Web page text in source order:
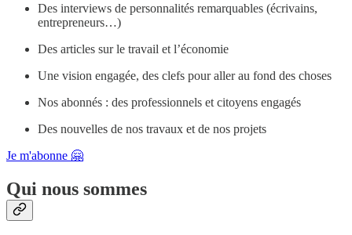
Des interviews de personnalités remarquables (écrivains,
entrepreneurs…)
Des articles sur le travail et l’économie
Une vision engagée, des clefs pour aller au fond des choses
Nos abonnés : des professionnels et citoyens engagés
Des nouvelles de nos travaux et de nos projets
Je m'abonne 🤗
Qui nous sommes